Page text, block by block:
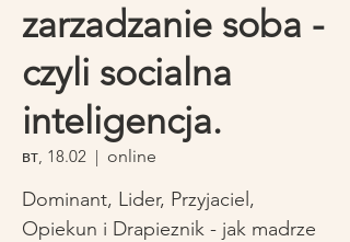
zarzadzanie soba -
czyli socialna
inteligencja.
вт, 18.02
  |
online
Dominant, Lider, Przyjaciel,
Opiekun i Drapieznik - jak madrze